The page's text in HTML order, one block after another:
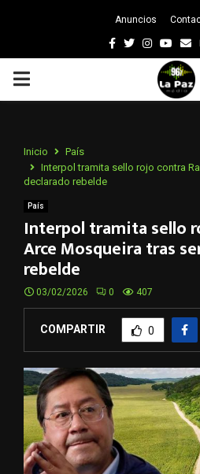
Anuncios
Facebook
Twitter
PRIMARY
Inicio
País
Interpol tramita sello rojo contra
declarado rebelde
País
Interpol tramita sello
Arce Mosqueira tras
rebelde
03/02/2026 0 407
COMPARTIR 0